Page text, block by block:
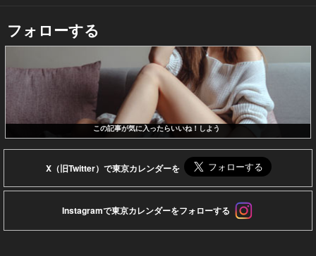
フォローする
この記事が気に入ったらいいね！しよう
X（旧Twitter）で東京カレンダーを
Instagramで東京カレンダーをフォローする